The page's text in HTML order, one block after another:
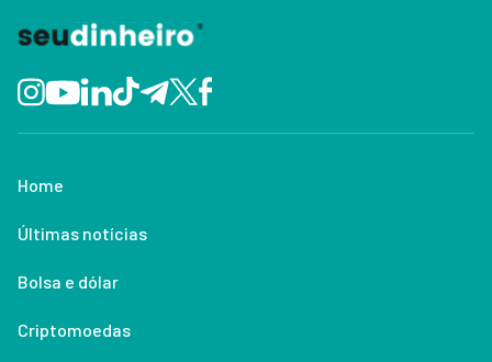
Home
Últimas notícias
Bolsa e dólar
Criptomoedas